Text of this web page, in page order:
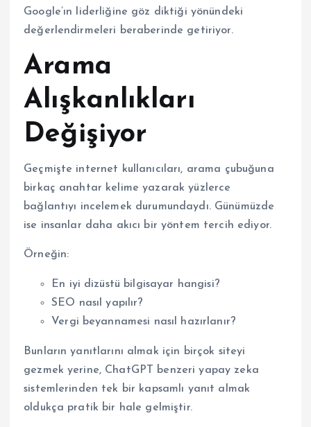
Google’ın liderliğine göz diktiği yönündeki
değerlendirmeleri beraberinde getiriyor.
Arama
Alışkanlıkları
Değişiyor
Geçmişte internet kullanıcıları, arama çubuğuna
birkaç anahtar kelime yazarak yüzlerce
bağlantıyı incelemek durumundaydı. Günümüzde
ise insanlar daha akıcı bir yöntem tercih ediyor.
Örneğin:
En iyi dizüstü bilgisayar hangisi?
SEO nasıl yapılır?
Vergi beyannamesi nasıl hazırlanır?
Bunların yanıtlarını almak için birçok siteyi
gezmek yerine, ChatGPT benzeri yapay zeka
sistemlerinden tek bir kapsamlı yanıt almak
oldukça pratik bir hale gelmiştir.